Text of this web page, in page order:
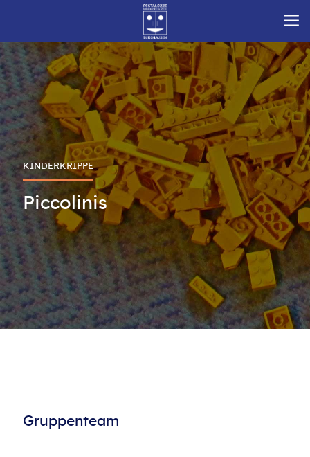
KINDERKRIPPE
Piccolinis
Gruppenteam